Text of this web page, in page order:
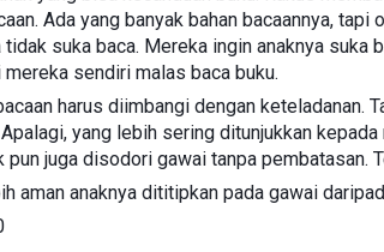
Ada yang banyak bahan bacaannya, tapi
tidak suka baca. Mereka ingin anaknya suka
mereka sendiri malas baca buku.
harus diimbangi dengan keteladanan.
yang lebih sering ditunjukkan
pun juga disodori gawai tanpa pembatasan.
aman anaknya dititipkan pada gawai